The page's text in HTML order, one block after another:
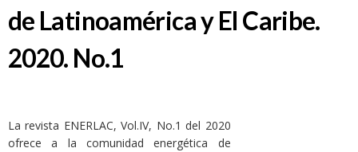
de Latinoamérica y El Caribe.
2020. No.1
La revista ENERLAC, Vol.IV, No.1 del 2020
ofrece a la comunidad energética de